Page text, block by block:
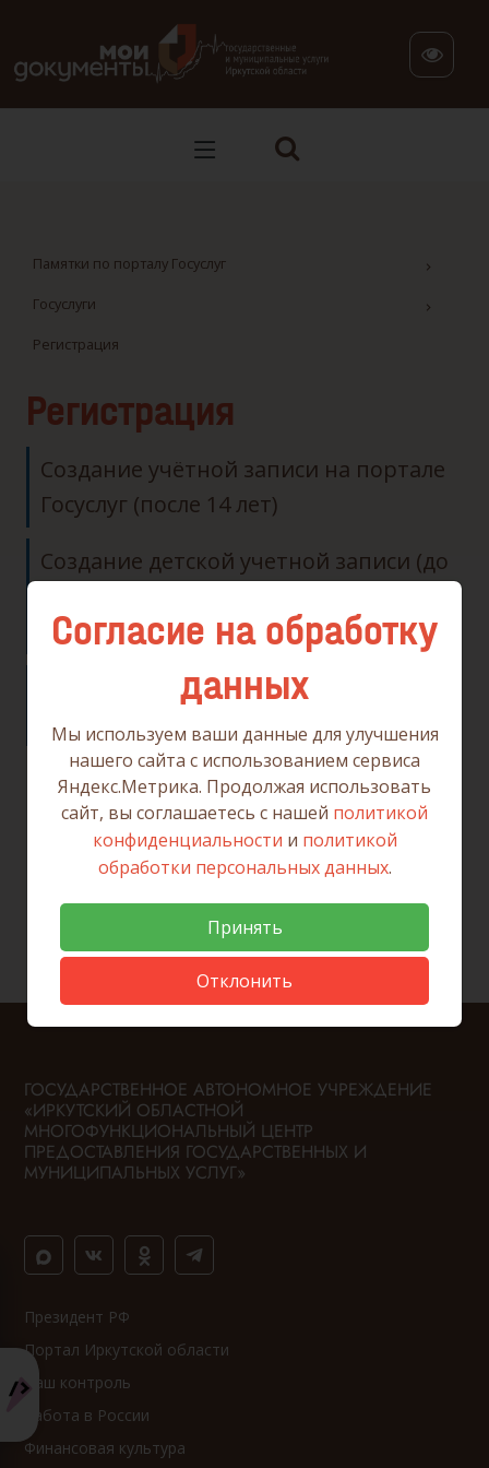
Памятки по порталу Госуслуг
Госуслуги
Регистрация
Регистрация
Создание учётной записи на портале
Госуслуг (после 14 лет)
Создание детской учетной записи (до
создает учетную запись)
Создание детской учетной записи (до
14 лет) (опекаемый ребенок)
ГОСУДАРСТВЕННОЕ АВТОНОМНОЕ УЧРЕЖДЕНИЕ
«ИРКУТСКИЙ ОБЛАСТНОЙ
МНОГОФУНКЦИОНАЛЬНЫЙ ЦЕНТР
ПРЕДОСТАВЛЕНИЯ ГОСУДАРСТВЕННЫХ И
МУНИЦИПАЛЬНЫХ УСЛУГ»
Президент РФ
Портал Иркутской области
Ваш контроль
Работа в России
Финансовая культура
Согласие на обработку
данных
Мы используем ваши данные для улучшения
нашего сайта с использованием сервиса
Яндекс.Метрика. Продолжая использовать
сайт, вы соглашаетесь с нашей политикой
конфиденциальности и политикой
обработки персональных данных.
Принять
Отклонить